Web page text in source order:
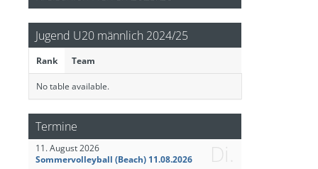
Jugend U20 männlich 2024/25
Rank Team
No table available.
Termine
Di.
11. August 2026
Sommervolleyball (Beach) 11.08.2026